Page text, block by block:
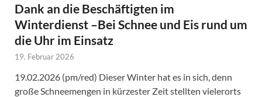
Dank an die Beschäftigten im
Winterdienst –Bei Schnee und Eis rund um
die Uhr im Einsatz
19. Februar 2026
19.02.2026 (pm/red) Dieser Winter hat es in sich, denn
große Schneemengen in kürzester Zeit stellten vielerorts